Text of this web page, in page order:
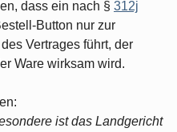
dass ein nach § 312j
Button nur zur
Vertrages führt, der
Ware wirksam wird.
ist das Landgericht